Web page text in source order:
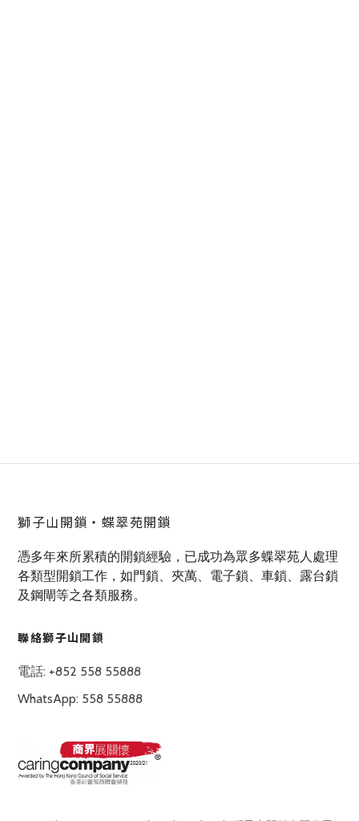
獅子山開鎖‧蝶翠苑開鎖
憑多年來所累積的開鎖經驗，已成功為眾多蝶翠苑人處理
各類型開鎖工作，如門鎖、夾萬、電子鎖、車鎖、露台鎖
及鋼閘等之各類服務。
聯絡獅子山開鎖
電話: +852 558 55888
WhatsApp: 558 55888